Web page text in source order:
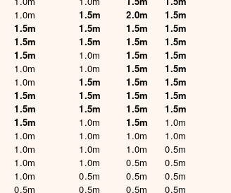
1.0m
1.5m
1.5m
1.5m
1.0m
1.0m
1.5m
1.5m
1.5m
1.0m
1.0m
1.0m
1.0m
0.5m
1.5m
1.5m
1.5m
1.0m
1.0m
1.5m
1.5m
1.5m
1.0m
1.0m
1.0m
1.0m
0.5m
0.5m
2.0m
1.5m
1.5m
1.5m
1.5m
1.5m
1.5m
1.5m
1.5m
1.0m
1.0m
0.5m
0.5m
0.5m
1.5m
1.5m
1.5m
1.5m
1.5m
1.5m
1.5m
1.5m
1.0m
1.0m
0.5m
0.5m
0.5m
0.5m